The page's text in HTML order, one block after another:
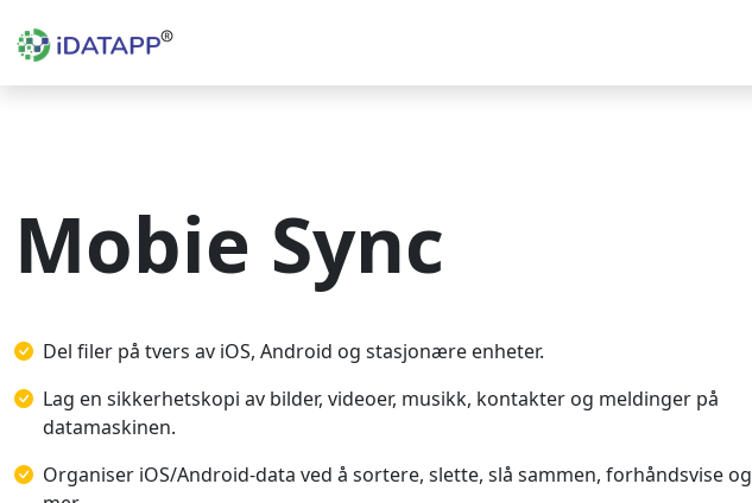
Mobie Sync
Del filer på tvers av iOS, Android og stasjonære enheter.
Lag en sikkerhetskopi av bilder, videoer, musikk, kontakter og meldinger på
datamaskinen.
Organiser iOS/Android-data ved å sortere, slette, slå sammen, forhåndsvise og